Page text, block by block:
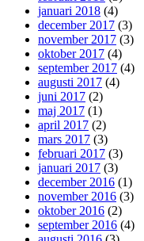
januari 2018 (4)
december 2017 (3)
november 2017 (3)
oktober 2017 (4)
september 2017 (4)
augusti 2017 (4)
juni 2017 (2)
maj 2017 (1)
april 2017 (2)
mars 2017 (3)
februari 2017 (3)
januari 2017 (3)
december 2016 (1)
november 2016 (3)
oktober 2016 (2)
september 2016 (4)